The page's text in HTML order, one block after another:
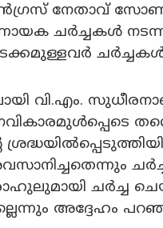
നേതാവ്
ചർച്ചകൾ
വി.എം.
ചർച്ച
അദ്ദേഹം